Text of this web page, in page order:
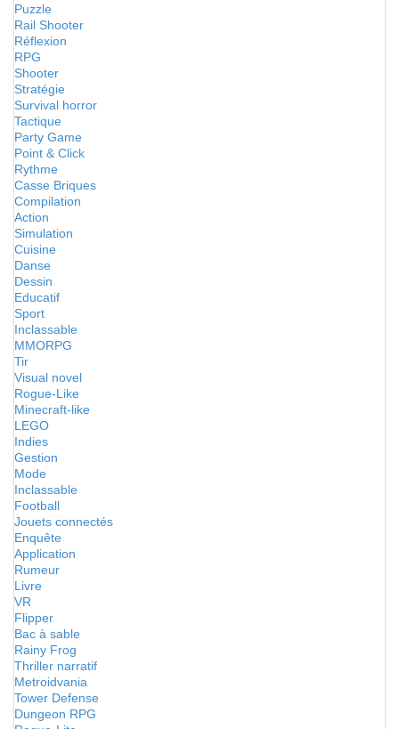
Puzzle
Rail Shooter
Réflexion
RPG
Shooter
Stratégie
Survival horror
Tactique
Party Game
Point & Click
Rythme
Casse Briques
Compilation
Action
Simulation
Cuisine
Danse
Dessin
Educatif
Sport
Inclassable
MMORPG
Tir
Visual novel
Rogue-Like
Minecraft-like
LEGO
Indies
Gestion
Mode
Inclassable
Football
Jouets connectés
Enquête
Application
Rumeur
Livre
VR
Flipper
Bac à sable
Rainy Frog
Thriller narratif
Metroidvania
Tower Defense
Dungeon RPG